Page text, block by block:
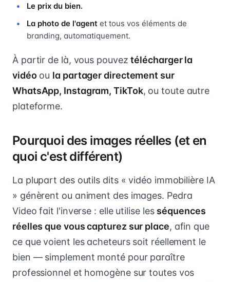
Le prix du bien.
La photo de l'agent et tous vos éléments de
branding, automatiquement.
À partir de là, vous pouveztélécharger la
vidéoou la partager directement sur
WhatsApp, Instagram, TikTok, ou toute autre
plateforme.
Pourquoi des images réelles (et en
quoi c'est différent)
La plupart des outils dits « vidéo immobilière IA
» génèrent ou animent des images. Pedra
Video fait l'inverse : elle utilise les séquences
réelles que vous capturez sur place, afin que
ce que voient les acheteurs soit réellement le
bien — simplement monté pour paraître
professionnel et homogène sur toutes vos